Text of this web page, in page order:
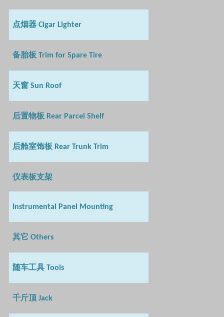
点烟器 Cigar Lighter
备胎板 Trim for Spare Tire
天窗 Sun Roof
后置物板 Rear Parcel Shelf
后舱室饰板 Rear Trunk Trim
仪表板支架
Instrumental Panel Mounting
其它 Others
随车工具 Tools
千斤顶 Jack